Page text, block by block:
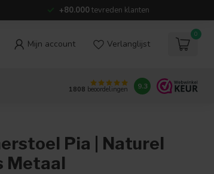
+80.000tevreden klanten
Mijn account Verlanglijst
0
1808 beoordelingen 9.3
Pia | Naturel
Metaal